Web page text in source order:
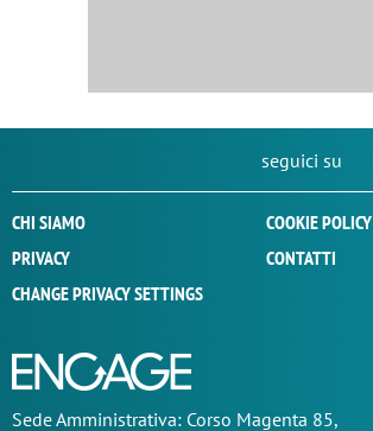
seguici su
CHI SIAMO
COOKIE POLICY
PRIVACY
CONTATTI
CHANGE PRIVACY SETTINGS
SedeAmministrativa: Corso Magenta 85,